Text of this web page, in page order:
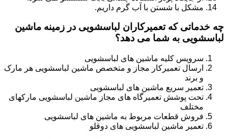
مشکل با شستن با آب گرم داریم.
چه خدماتی که تعمیرکاران لباسشویی در زمینه ماشین
لباسشویی به شما می دهد؟
سرویس کلیه ماشین های لباسشویی
ارسال تعمیرکار مجاز و متخصص ماشین لباسشویی هر مارک
و برند
تعمیر سریع ماشین های لباسشویی
تحت پوشش تعمیرگاه های مجاز ماشین لباسشویی مارکهای
مختلف
فروش قطعات مربوط به ماشین های لباسشویی
تعمیر ماشین لباسشویی های دوقلو